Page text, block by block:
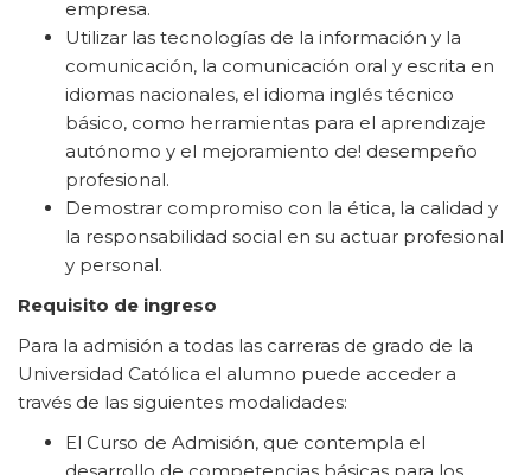
empresa.
Utilizar las tecnologías de la información y la
comunicación, la comunicación oral y escrita en
idiomas nacionales, el idioma inglés técnico
básico, como herramientas para el aprendizaje
autónomo y el mejoramiento de! desempeño
profesional.
Demostrar compromiso con la ética, la calidad y
la responsabilidad social en su actuar profesional
y personal.
Requisito de ingreso
Para la admisión a todas las carreras de grado de la
Universidad Católica el alumno puede acceder a
través de las siguientes modalidades:
El Curso de Admisión, que contempla el